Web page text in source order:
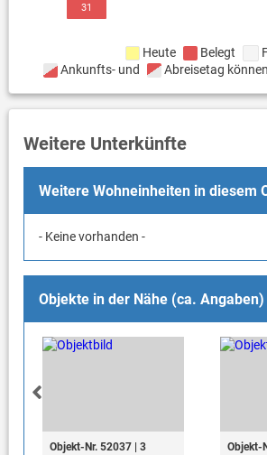
31
Heute Belegt
Ankunfts- und
Abreisetag
Weitere Unterkünfte
Weitere Wohneinheiten in diesem
- Keine vorhanden -
Objekte in der Nähe (ca. Angaben)
Objekt-Nr. 52037 | 3
Objekt-